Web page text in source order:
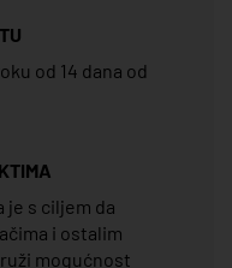
od 14 dana od
je s ciljem da
i ostalim
mogućnost